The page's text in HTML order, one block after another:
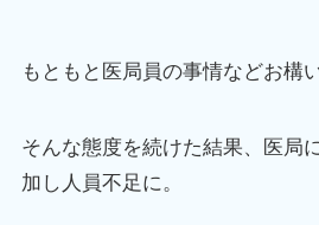
もともと医局員の事情などお構
そんな態度を続けた結果、医局
加し人員不足に。